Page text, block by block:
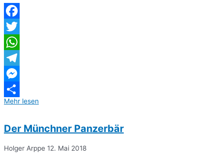
Facebook
Twitter
WhatsApp
Telegram
Messenger
Teilen
Mehr lesen
Der Münchner Panzerbär
Holger Arppe 12. Mai 2018